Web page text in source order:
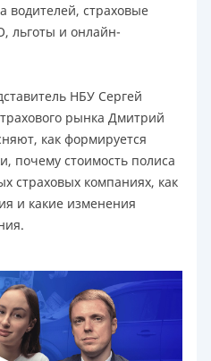
водителей, страховые
льготы и онлайн-
НБУ Сергей
рынка Дмитрий
как формируется
почему стоимость полиса
страховых компаниях, как
и какие изменения